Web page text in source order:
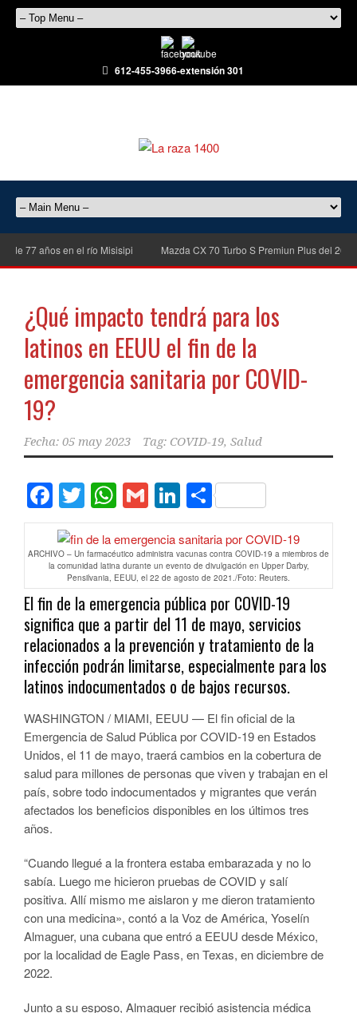
612-455-3966-extensión 301
años en el río Misisipi Mazda CX 70 Turbo S Premiun Plus del 2026,
¿Qué impacto tendrá para los
latinos en EEUU el fin de la
emergencia sanitaria por COVID-
19?
Fecha: 05 may 2023 Tag: COVID-19, Salud
Facebook
Twitter
WhatsApp
GmailLinkedIn
Compartir
ARCHIVO – Un farmacéutico administra vacunas contra COVID-19 a miembros de
la comunidad latina durante un evento de divulgación en Upper Darby,
Pensilvania, EEUU, el 22 de agosto de 2021./Foto: Reuters.
El fin de la emergencia pública por COVID-19
significa que a partir del 11 de mayo, servicios
relacionados a la prevención y tratamiento de la
infección podrán limitarse, especialmente para los
latinos indocumentados o de bajos recursos.
WASHINGTON / MIAMI, EEUU — El fin oficial de la
Emergencia de Salud Pública por COVID-19 en Estados
Unidos, el 11 de mayo, traerá cambios en la cobertura de
salud para millones de personas que viven y trabajan en el
país, sobre todo indocumentados y migrantes que verán
afectados los beneficios disponibles en los últimos tres
años.
“Cuando llegué a la frontera estaba embarazada y no lo
sabía. Luego me hicieron pruebas de COVID y salí
positiva. Allí mismo me aislaron y me dieron tratamiento
con una medicina», contó a la Voz de América, Yoselín
Almaguer, una cubana que entró a EEUU desde México,
por la localidad de Eagle Pass, en Texas, en diciembre de
2022.
Junto a su esposo, Almaguer recibió asistencia médica